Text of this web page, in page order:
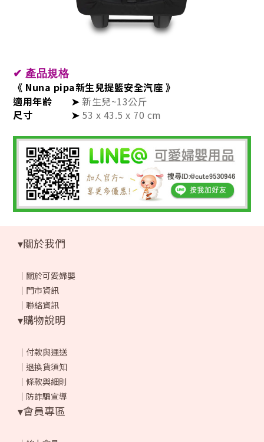
✔ 產品規格
《 Nuna pipa新生兒提籃安全汽座 》
適用年齡 ➤新生兒~13公斤
尺寸
➤ 53 x 43.5 x 70 cm
▾關於我們
｜ 關於可愛婦嬰
｜ 門市資訊
｜ 聯絡資訊
▾購物說明
｜ 付款與運送
｜ 退換貨須知
｜ 條款與細則
｜ 防詐騙宣導
▾會員專區